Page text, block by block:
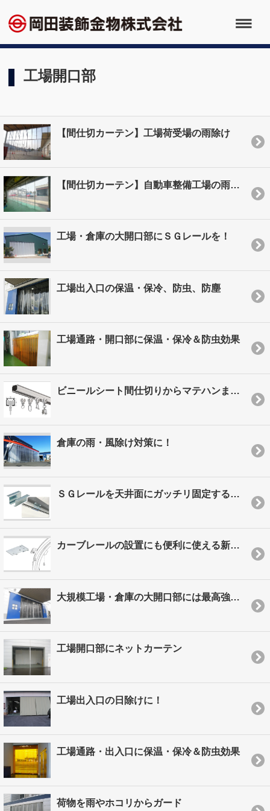
工場開口部
【間仕切カーテン】工場荷受場の雨除け
【間仕切カーテン】自動車整備工場の雨風除け
工場・倉庫の大開口部にＳＧレールを！
工場出入口の保温・保冷、防虫、防塵
工場通路・開口部に保温・保冷＆防虫効果
ビニールシート間仕切りからマテハンまで あらゆる用途に！
倉庫の雨・風除け対策に！
ＳＧレールを天井面にガッチリ固定する新ブラケット！
カーブレールの設置にも便利に使える新ブラケット！
大規模工場・倉庫の大開口部には最高強度のＳＧタイプ
工場開口部にネットカーテン
工場出入口の日除けに！
工場通路・出入口に保温・保冷＆防虫効果
荷物を雨やホコリからガード